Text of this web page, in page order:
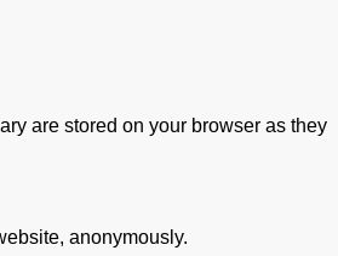
are stored on your browser as they
anonymously.